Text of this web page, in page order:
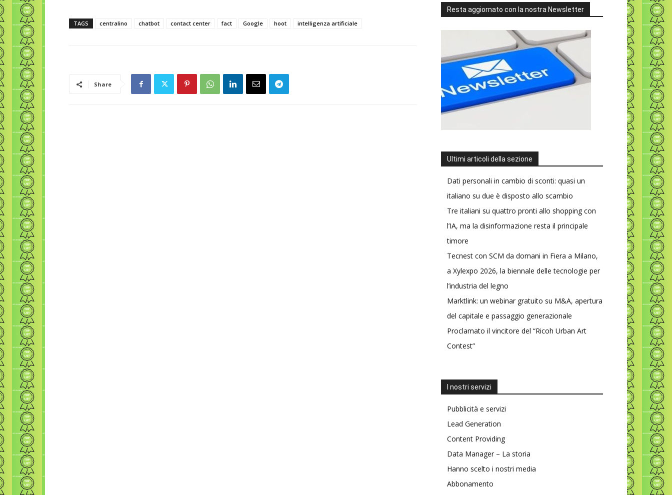
TAGS centralino chatbot contact center fact Google hoot intelligenza artificiale
Share
Resta aggiornato con la nostra Newsletter
Ultimi articoli della sezione
Dati personali in cambio di sconti: quasi un
italiano su due è disposto allo scambio
Tre italiani su quattro pronti allo shopping con
l’IA, ma la disinformazione resta il principale
timore
Tecnest con SCM da domani in Fiera a Milano,
a Xylexpo 2026, la biennale delle tecnologie per
l’industria del legno
Marktlink: un webinar gratuito su M&A, apertura
del capitale e passaggio generazionale
Proclamato il vincitore del “Ricoh Urban Art
Contest”
I nostri servizi
Pubblicità e servizi
Lead Generation
Content Providing
Data Manager – La storia
Hanno scelto i nostri media
Abbonamento